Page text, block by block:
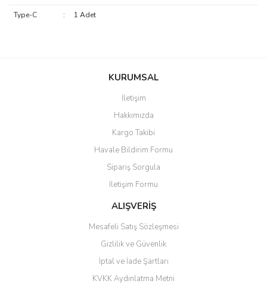
Type-C : 1 Adet
Bu ürüne ilk yorumu siz yapın!
güzel paketlenmiş ama yanında
ile 24 izlenmektedir diye küçük
bir tabela olsa daha hoş
hızlı güvenli bir alışveriş oldu
Yalçın Kaya | 20/06/2026
ahmet yiğit | 29/04/2026
KURUMSAL
İletişim
Hakkımızda
Kargo Takibi
Havale Bildirim Formu
Sipariş Sorgula
İletişim Formu
ALIŞVERİŞ
Mesafeli Satış Sözleşmesi
Gizlilik ve Güvenlik
İptal ve İade Şartları
KVKK Aydınlatma Metni